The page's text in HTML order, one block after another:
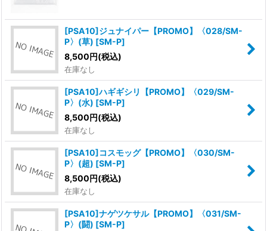
[PSA10]ジュナイパー【PROMO】〈028/SM-
P〉(草) [SM-P]
8,500円(税込)
在庫なし
[PSA10]ハギギシリ【PROMO】〈029/SM-
P〉(水) [SM-P]
8,500円(税込)
在庫なし
[PSA10]コスモッグ【PROMO】〈030/SM-
P〉(超) [SM-P]
8,500円(税込)
在庫なし
[PSA10]ナゲツケサル【PROMO】〈031/SM-
P〉(闘) [SM-P]